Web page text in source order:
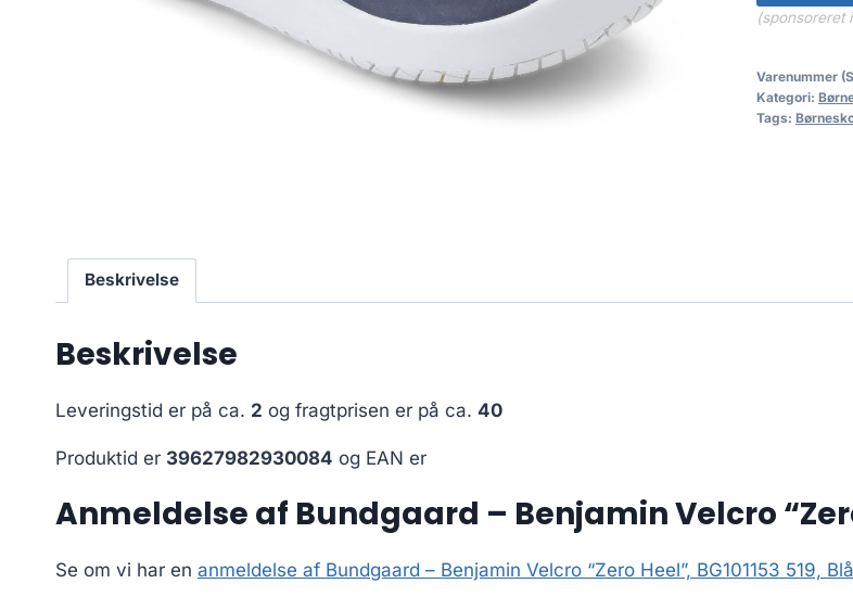
(sponsoreret
Varenummer
Kategori:
Tags:
Beskrivelse
Beskrivelse
Leveringstid er på ca. 2 og fragtprisen er på ca. 40
Produktid er 39627982930084 og EAN er
Anmeldelse af Bundgaard – Benjamin Velcro “Zero
Se om vi har en anmeldelse af Bundgaard – Benjamin Velcro “Zero Heel”, BG101153 519,